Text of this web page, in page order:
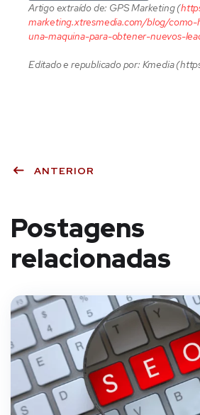
Artigo extraído de: GPS Marketing (
marketing.xtresmedia.com/blog/
una-maquina-para-obtener-nuevos-
Editado e republicado por: Kmedia
ANTERIOR
Postagens
relacionadas